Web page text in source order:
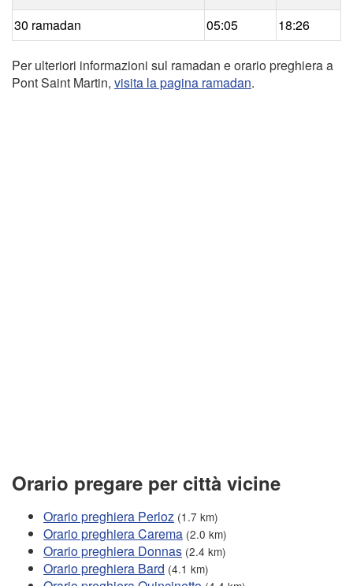
30 ramadan
05:05 18:26
Per ulteriori informazioni sul ramadan e orario preghiera a
Pont Saint Martin, visita la pagina ramadan.
Orario pregare per città vicine
Orario preghiera Perloz (1.7 km)
Orario preghiera Carema (2.0 km)
Orario preghiera Donnas (2.4 km)
Orario preghiera Bard (4.1 km)